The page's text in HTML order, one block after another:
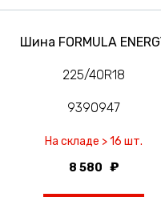
Шина FORMULA
225/40R18
9390947
На складе > 16 шт.
8 580